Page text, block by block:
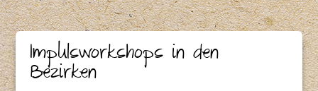
Impulsworkshops in den
Bezirken